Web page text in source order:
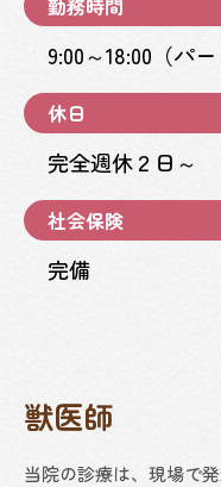
勤務時間
9:00～18:00（パ
休日
完全週休２日～
社会保険
完備
獣医師
当院の診療は、現場で